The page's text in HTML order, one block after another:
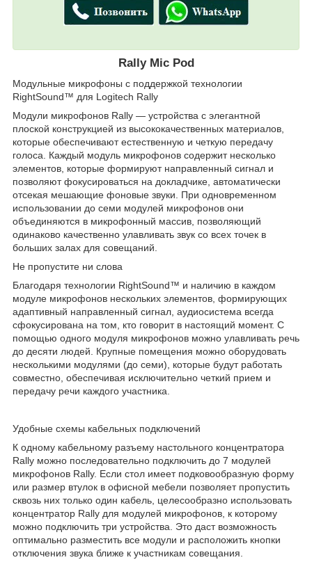
Rally Mic Pod
Модульные микрофоны с поддержкой технологии
RightSound™ для Logitech Rally
Модули микрофонов Rally — устройства с элегантной
плоской конструкцией из высококачественных материалов,
которые обеспечивают естественную и четкую передачу
голоса. Каждый модуль микрофонов содержит несколько
элементов, которые формируют направленный сигнал и
позволяют фокусироваться на докладчике, автоматически
отсекая мешающие фоновые звуки. При одновременном
использовании до семи модулей микрофонов они
объединяются в микрофонный массив, позволяющий
одинаково качественно улавливать звук со всех точек в
больших залах для совещаний.
Не пропустите ни слова
Благодаря технологии RightSound™ и наличию в каждом
модуле микрофонов нескольких элементов, формирующих
адаптивный направленный сигнал, аудиосистема всегда
сфокусирована на том, кто говорит в настоящий момент. С
помощью одного модуля микрофонов можно улавливать речь
до десяти людей. Крупные помещения можно оборудовать
несколькими модулями (до семи), которые будут работать
совместно, обеспечивая исключительно четкий прием и
передачу речи каждого участника.
Удобные схемы кабельных подключений
К одному кабельному разъему настольного концентратора
Rally можно последовательно подключить до 7 модулей
микрофонов Rally. Если стол имеет подковообразную форму
или размер втулок в офисной мебели позволяет пропустить
сквозь них только один кабель, целесообразно использовать
концентратор Rally для модулей микрофонов, к которому
можно подключить три устройства. Это даст возможность
оптимально разместить все модули и расположить кнопки
отключения звука ближе к участникам совещания.